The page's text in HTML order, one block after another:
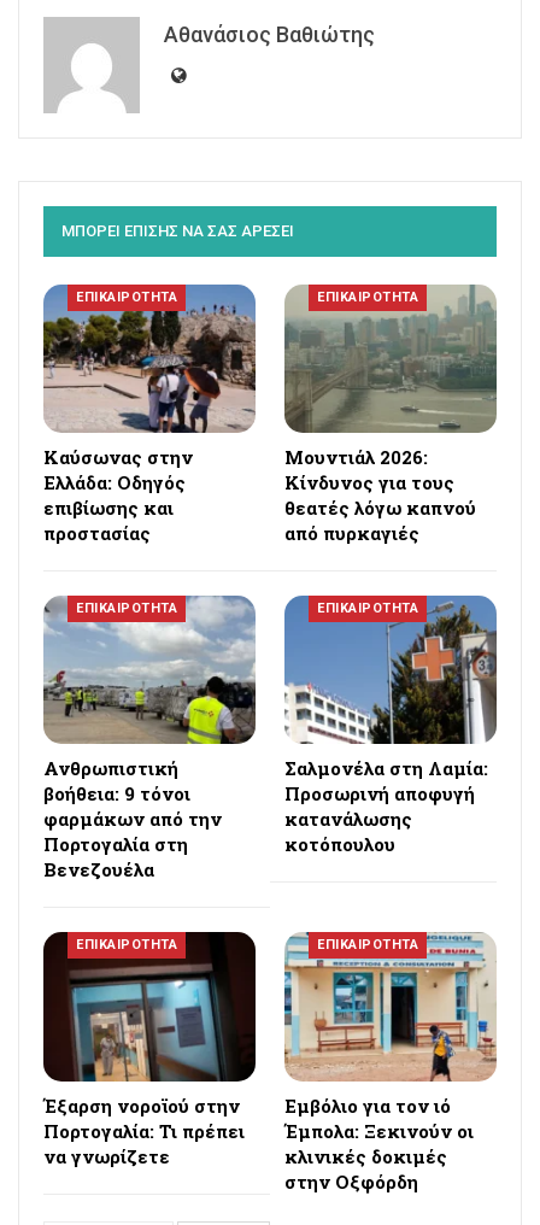
Αθανάσιος Βαθιώτης
ΜΠΟΡΕΙ ΕΠΙΣΗΣ ΝΑ ΣΑΣ ΑΡΕΣΕΙ
ΕΠΙΚΑΙΡΟΤΗΤΑ
Καύσωνας στην
Ελλάδα: Οδηγός
επιβίωσης και
προστασίας
ΕΠΙΚΑΙΡΟΤΗΤΑ
Μουντιάλ 2026:
Κίνδυνος για τους
θεατές λόγω καπνού
από πυρκαγιές
ΕΠΙΚΑΙΡΟΤΗΤΑ
Ανθρωπιστική
βοήθεια: 9 τόνοι
φαρμάκων από την
Πορτογαλία στη
Βενεζουέλα
ΕΠΙΚΑΙΡΟΤΗΤΑ
Σαλμονέλα στη Λαμία:
Προσωρινή αποφυγή
κατανάλωσης
κοτόπουλου
ΕΠΙΚΑΙΡΟΤΗΤΑ
Έξαρση νοροϊού στην
Πορτογαλία: Τι πρέπει
να γνωρίζετε
ΕΠΙΚΑΙΡΟΤΗΤΑ
Εμβόλιο για τον ιό
Έμπολα: Ξεκινούν οι
κλινικές δοκιμές
στην Οξφόρδη